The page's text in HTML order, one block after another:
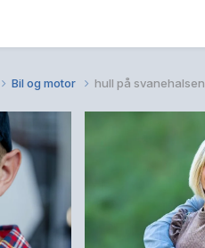
Bil og motor hull på svanehalsen